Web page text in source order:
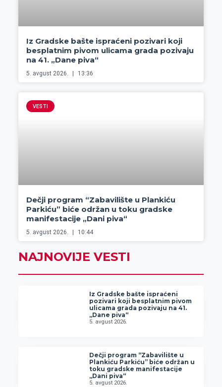
Iz Gradske bašte ispraćeni pozivari koji
besplatnim pivom ulicama grada pozivaju
na 41. „Dane piva“
5. avgust 2026. 13:36
VESTI
Dečji program “Zabavilište u Plankiću
Parkiću” biće održan u toku gradske
manifestacije „Dani piva“
5. avgust 2026. 10:44
NAJNOVIJE VESTI
Iz Gradske bašte ispraćeni
pozivari koji besplatnim pivom
ulicama grada pozivaju na 41.
„Dane piva“
5. avgust 2026.
Dečji program “Zabavilište u
Plankiću Parkiću” biće održan u
toku gradske manifestacije
„Dani piva“
5. avgust 2026.